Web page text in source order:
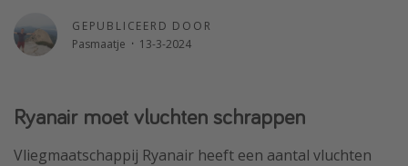
Reisblog
Beste keukens ter wereld
Center Parcs
GEPUBLICEERD DOOR
Pasmaatje · 13-3-2024
Ryanair moet vluchten schrappen
Vliegmaatschappij Ryanair heeft een aantal vluchten